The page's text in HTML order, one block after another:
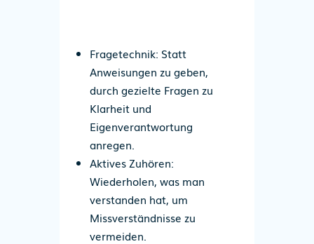
Fragetechnik: Statt
Anweisungen zu geben,
durch gezielte Fragen zu
Klarheit und
Eigenverantwortung
anregen.
Aktives Zuhören:
Wiederholen, was man
verstanden hat, um
Missverständnisse zu
vermeiden.